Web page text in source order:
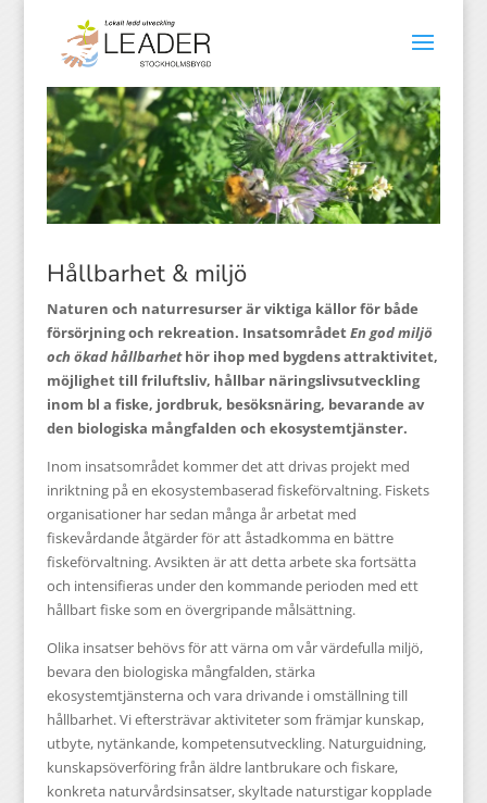
Hållbarhet & miljö
Naturen och naturresurser är viktiga källor för både
försörjning och rekreation. InsatsområdetEn god miljö
och ökad hållbarhethör ihop med bygdens attraktivitet,
möjlighet till friluftsliv, hållbar näringslivsutveckling
inom bl a fiske, jordbruk, besöksnäring, bevarande av
den biologiska mångfalden och ekosystemtjänster.
Inom insatsområdet kommer det att drivas projekt med
inriktning på en ekosystembaserad fiskeförvaltning. Fiskets
organisationer har sedan många år arbetat med
fiskevårdande åtgärder för att åstadkomma en bättre
fiskeförvaltning. Avsikten är att detta arbete ska fortsätta
och intensifieras under den kommande perioden med ett
hållbart fiske som en övergripande målsättning.
Olika insatser behövs för att värna om vår värdefulla miljö,
bevara den biologiska mångfalden, stärka
ekosystemtjänsterna och vara drivande i omställning till
hållbarhet. Vi eftersträvar aktiviteter som främjar kunskap,
utbyte, nytänkande, kompetensutveckling. Naturguidning,
kunskapsöverföring från äldre lantbrukare och fiskare,
konkreta naturvårdsinsatser, skyltade naturstigar kopplade